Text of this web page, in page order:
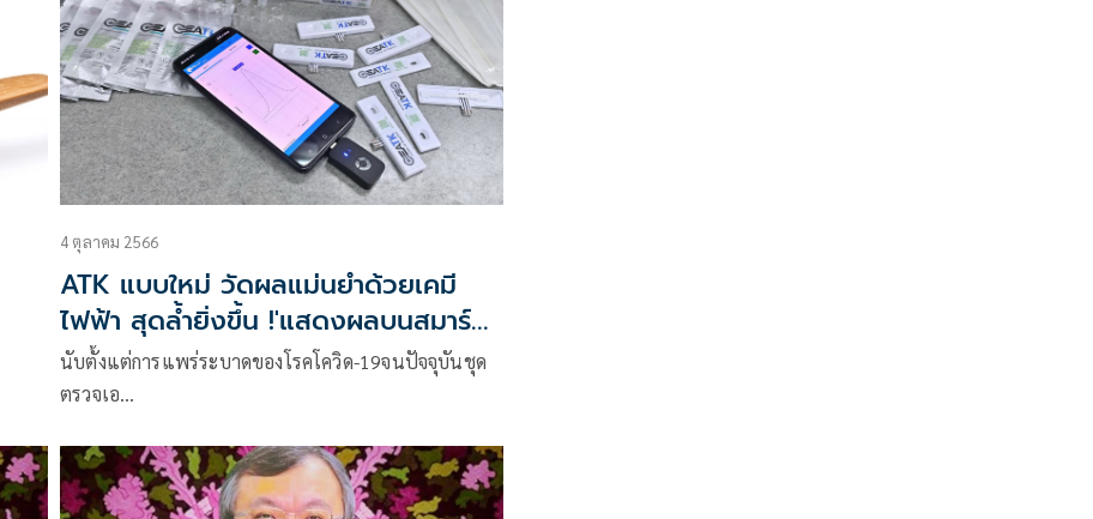
4 ตุลาคม 2566
ATK แบบใหม่ วัดผลแม่นยำด้วยเคมี
ไฟฟ้า สุดล้ำยิ่งขึ้น !'แสดงผลบนสมาร์ท
โฟน'
นับตั้งแต่การแพร่ระบาดของโรคโควิด-19จนปัจจุบันชุด
ตรวจเอ…